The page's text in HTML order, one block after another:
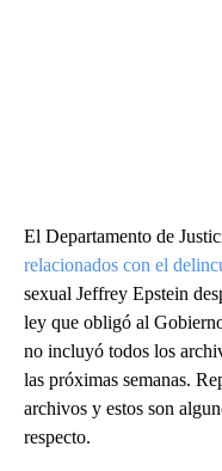
El Departamento de
relacionados con el
sexual Jeffrey Epstein
ley que obligó al
no incluyó todos los
las próximas semanas.
archivos y estos son
respecto.